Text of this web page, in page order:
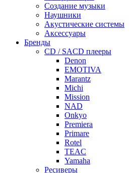
Создание музыки
Наушники
Акустические системы
Аксессуары
Бренды
CD / SACD плееры
Denon
EMOTIVA
Marantz
Michi
Mission
NAD
Onkyo
Premiera
Primare
Rotel
TEAC
Yamaha
Ресиверы